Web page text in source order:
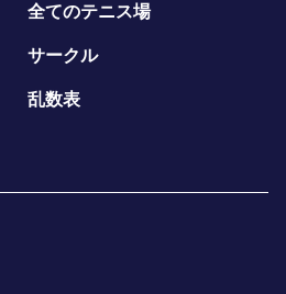
全てのテニス場
サークル
乱数表